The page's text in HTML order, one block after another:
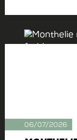
06/07/2026